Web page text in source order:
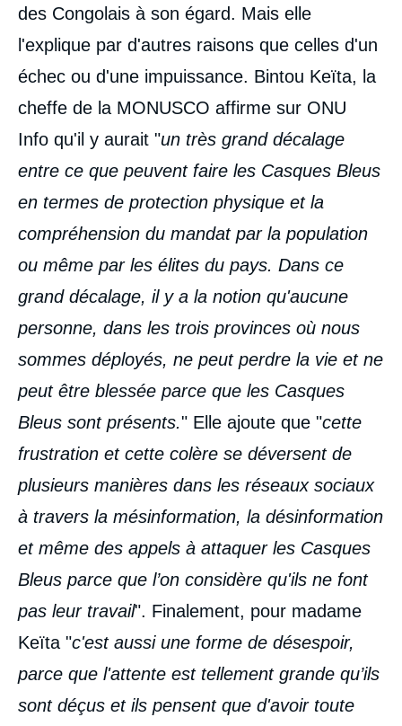
des Congolais à son égard. Mais elle
l'explique par d'autres raisons que celles d'un
échec ou d'une impuissance. Bintou Keïta, la
cheffe de la MONUSCO affirme sur ONU
Info qu'il y aurait "un très grand décalage
entre ce que peuvent faire les Casques Bleus
en termes de protection physique et la
compréhension du mandat par la population
ou même par les élites du pays. Dans ce
grand décalage, il y a la notion qu'aucune
personne, dans les trois provinces où nous
sommes déployés, ne peut perdre la vie et ne
peut être blessée parce que les Casques
Bleus sont présents." Elle ajoute que "cette
frustration et cette colère se déversent de
plusieurs manières dans les réseaux sociaux
à travers la mésinformation, la désinformation
et même des appels à attaquer les Casques
Bleus parce que l’on considère qu'ils ne font
pas leur travail". Finalement, pour madame
Keïta "c'est aussi une forme de désespoir,
parce que l'attente est tellement grande qu’ils
sont déçus et ils pensent que d'avoir toute